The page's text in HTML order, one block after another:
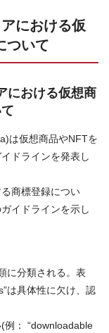
における仮
ついて
における仮想商
は仮想商品やNFTを
ドラインを発表し
商標登録につい
イドラインを示し
に分類される。表
は具体性に欠け、認
例： “downloadable